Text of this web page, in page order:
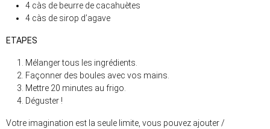
4 càs de beurre de cacahuètes
4 càs de sirop d’agave
ETAPES
Mélanger tous les ingrédients.
Façonner des boules avec vos mains.
Mettre 20 minutes au frigo.
Déguster !
Votre imagination est la seule limite, vous pouvez ajouter /